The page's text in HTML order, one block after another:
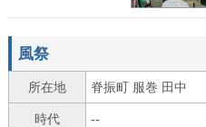
風祭
所在地 脊振町 服巻 田中
時代 --